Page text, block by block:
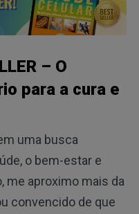
– O
para a cura e
uma busca
o bem-estar e
me aproximo mais da
convencido de que